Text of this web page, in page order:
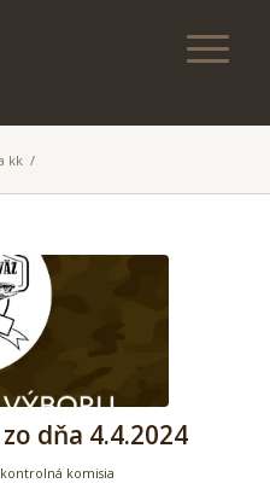
kk /
dňa 4.4.2024
komisia